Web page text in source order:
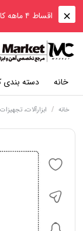
اقساط ۴ ماهه کالاها از طریق ترب پی، اسنپ پی و دیجی پی
خانه دسته بندی
خانه / ابزارآلات،